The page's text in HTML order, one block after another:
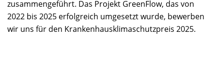
zusammengeführt. Das Projekt GreenFlow, das von
2022 bis 2025 erfolgreich umgesetzt wurde, bewerben
wir uns für den Krankenhausklimaschutzpreis 2025.